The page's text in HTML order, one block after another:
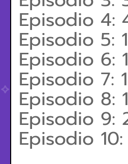
Episodio 4:
Episodio 5:
Episodio 6:
Episodio 7:
Episodio 8:
Episodio 9:
Episodio